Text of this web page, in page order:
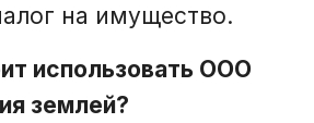
на имущество.
использовать ООО
землей?